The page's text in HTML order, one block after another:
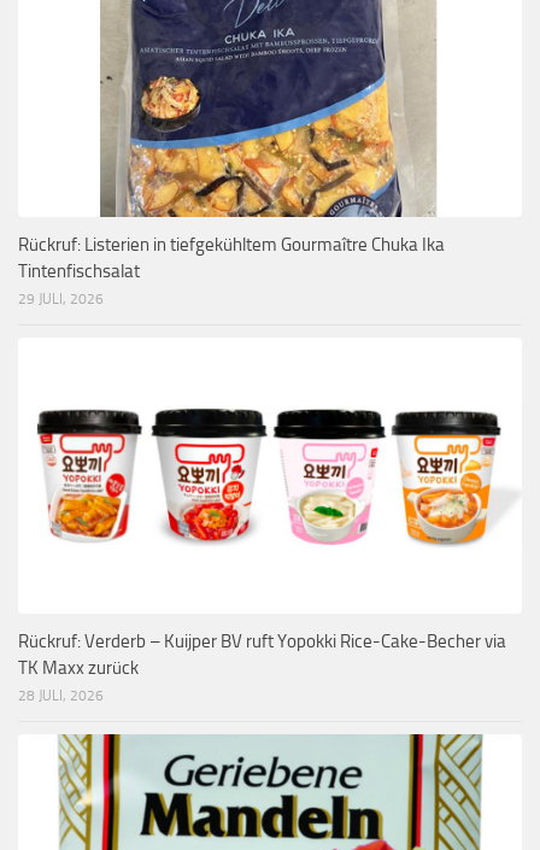
Rückruf: Listerien in tiefgekühltem Gourmaître Chuka Ika
Tintenfischsalat
29 JULI, 2026
Rückruf: Verderb – Kuijper BV ruft Yopokki Rice-Cake-Becher via
TK Maxx zurück
28 JULI, 2026